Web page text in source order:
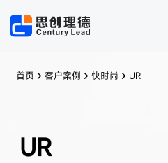
首页 客户案例 快时尚 UR
UR